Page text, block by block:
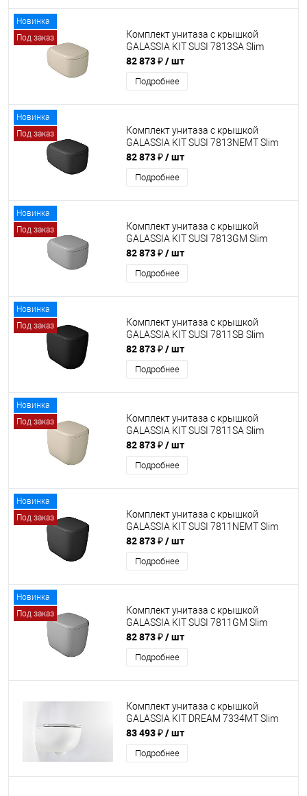
Новинка
Под заказ
Комплект унитаза с крышкой
GALASSIA KIT SUSI 7813SA Slim
82 873 ₽/ шт
Подробнее
Новинка
Под заказ
Комплект унитаза с крышкой
GALASSIA KIT SUSI 7813NEMT Slim
82 873 ₽/ шт
Подробнее
Новинка
Под заказ
Комплект унитаза с крышкой
GALASSIA KIT SUSI 7813GM Slim
82 873 ₽/ шт
Подробнее
Новинка
Под заказ
Комплект унитаза с крышкой
GALASSIA KIT SUSI 7811SB Slim
82 873 ₽/ шт
Подробнее
Новинка
Под заказ
Комплект унитаза с крышкой
GALASSIA KIT SUSI 7811SA Slim
82 873 ₽/ шт
Подробнее
Новинка
Под заказ
Комплект унитаза с крышкой
GALASSIA KIT SUSI 7811NEMT Slim
82 873 ₽/ шт
Подробнее
Новинка
Под заказ
Комплект унитаза с крышкой
GALASSIA KIT SUSI 7811GM Slim
82 873 ₽/ шт
Подробнее
Комплект унитаза с крышкой
GALASSIA KIT DREAM 7334MT Slim
83 493 ₽/ шт
Подробнее